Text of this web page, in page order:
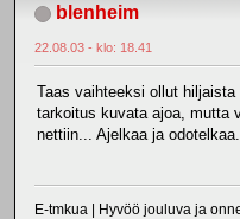
blenheim
22.08.03 - klo: 18.41
Taas vaihteeksi ollut
tarkoitus kuvata ajoa, mutta
nettiin... Ajelkaa ja
E-tmkua | Hyvöö jouluva ja